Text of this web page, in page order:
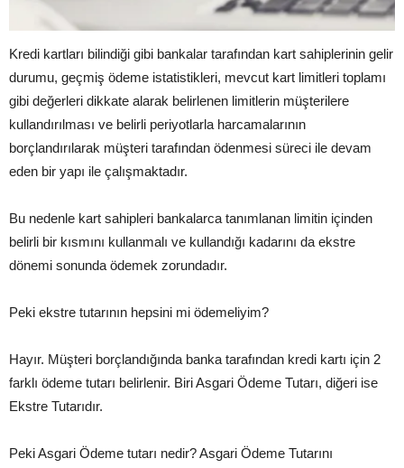
Kredi kartları bilindiği gibi bankalar tarafından kart sahiplerinin gelir
durumu, geçmiş ödeme istatistikleri, mevcut kart limitleri toplamı
gibi değerleri dikkate alarak belirlenen limitlerin müşterilere
kullandırılması ve belirli periyotlarla harcamalarının
borçlandırılarak müşteri tarafından ödenmesi süreci ile devam
eden bir yapı ile çalışmaktadır.
Bu nedenle kart sahipleri bankalarca tanımlanan limitin içinden
belirli bir kısmını kullanmalı ve kullandığı kadarını da ekstre
dönemi sonunda ödemek zorundadır.
Peki ekstre tutarının hepsini mi ödemeliyim?
Hayır. Müşteri borçlandığında banka tarafından kredi kartı için 2
farklı ödeme tutarı belirlenir. Biri Asgari Ödeme Tutarı, diğeri ise
Ekstre Tutarıdır.
Peki Asgari Ödeme tutarı nedir? Asgari Ödeme Tutarını